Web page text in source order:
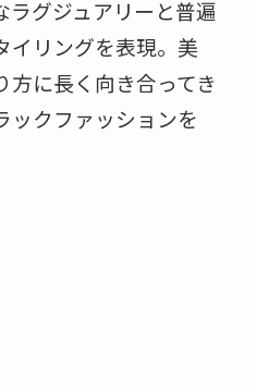
ラグジュアリーと普遍
イリングを表現。美
方に長く向き合ってき
ックファッションを